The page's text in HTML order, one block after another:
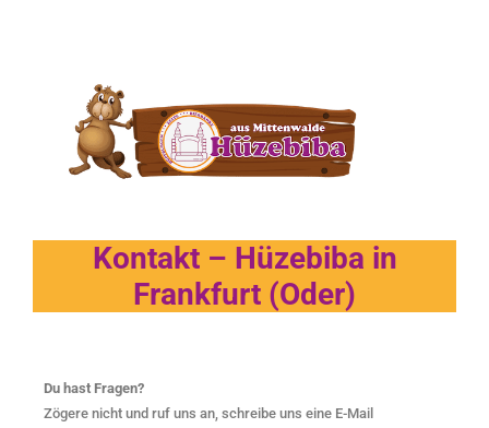
Kontakt – Hüzebiba in
Frankfurt (Oder)
Du hast Fragen?
Zögere nicht und ruf uns an, schreibe uns eine E-Mail